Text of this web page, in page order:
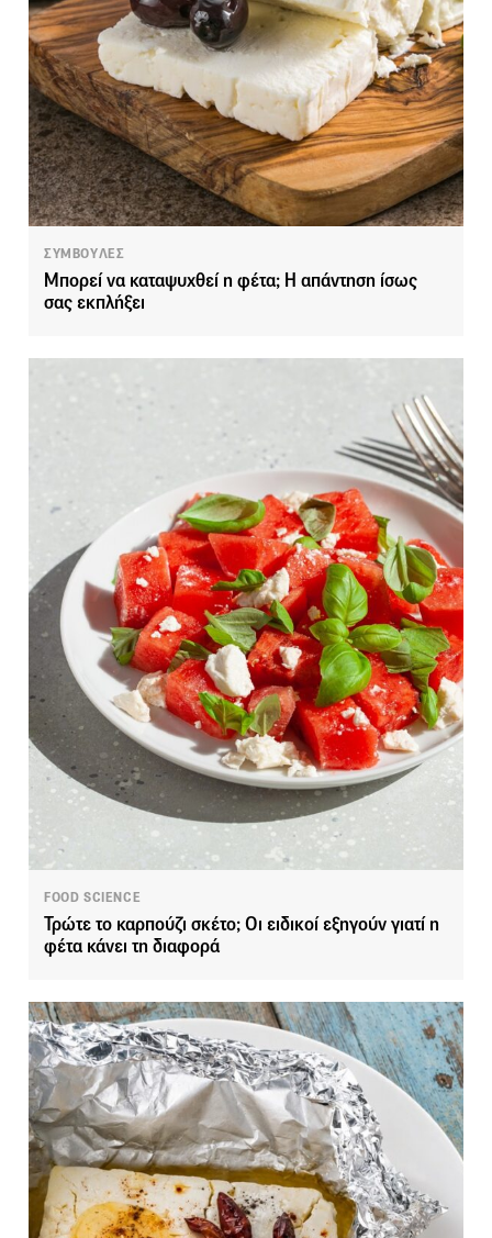
ΣΥΜΒΟΥΛΕΣ
Μπορεί να καταψυχθεί η φέτα; Η απάντηση ίσως
σας εκπλήξει
FOOD SCIENCE
Τρώτε το καρπούζι σκέτο; Οι ειδικοί εξηγούν γιατί η
φέτα κάνει τη διαφορά